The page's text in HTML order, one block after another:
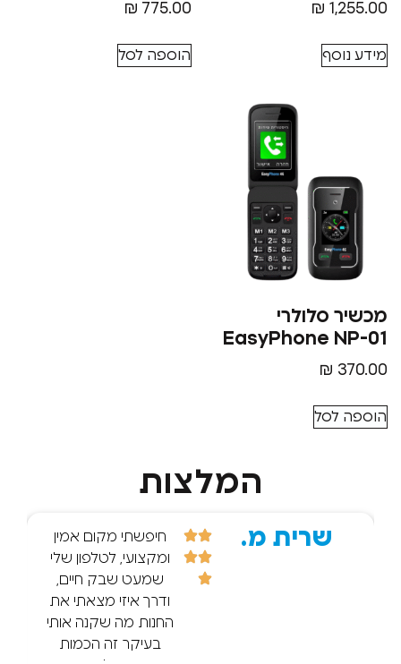
₪
₪
הוספה לסל
EasyPhone
₪
המלצות
שרית מ.
חיפשתי מקום אמין
ומקצועי, לטלפון שלי
שמעט שבק חיים,
ודרך איזי מצאתי את
החנות מה שקנה אותי
בעיקר זה הכמות